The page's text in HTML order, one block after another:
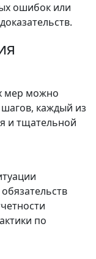
ошибок или
мер можно
каждый из
и тщательной
по